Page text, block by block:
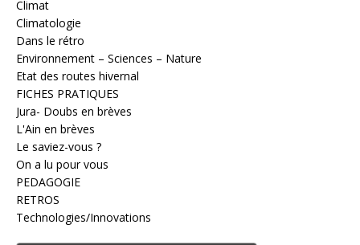
Environnement – Sciences – Nature
Etat des routes hivernal
FICHES PRATIQUES
Jura- Doubs en brèves
L'Ain en brèves
Le saviez-vous ?
On a lu pour vous
PEDAGOGIE
RETROS
Technologies/Innovations
Infos Soleil - Lune